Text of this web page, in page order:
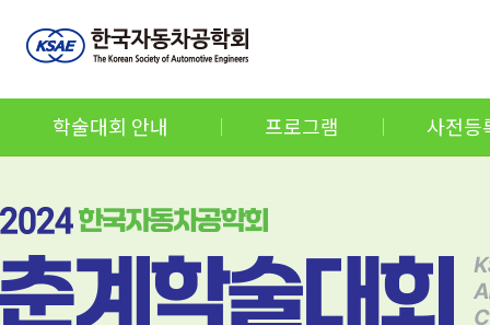
학술대회 안내 프로그램 사전등